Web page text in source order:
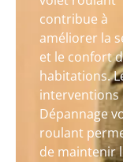
contribue à
améliorer la
et le confort
habitations.
interventions
Dépannage
roulant
de maintenir